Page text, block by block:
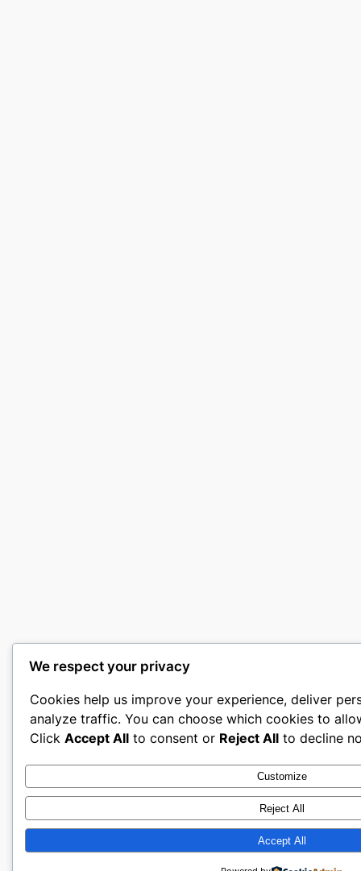
We respect your privacy
Cookies help us improve your experience, deliver
analyze traffic. You can choose which cookies to
Click Accept All to consent or Reject All to decline
Customize
Reject All
Accept All